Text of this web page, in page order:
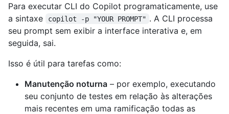
Para executar CLI do Copilot programaticamente, use
a sintaxe
copilot -p "YOUR PROMPT" . A CLI processa
seu prompt sem exibir a interface interativa e, em
seguida, sai.
Isso é útil para tarefas como:
Manutenção noturna – por exemplo, executando
seu conjunto de testes em relação às alterações
mais recentes em uma ramificação todas as